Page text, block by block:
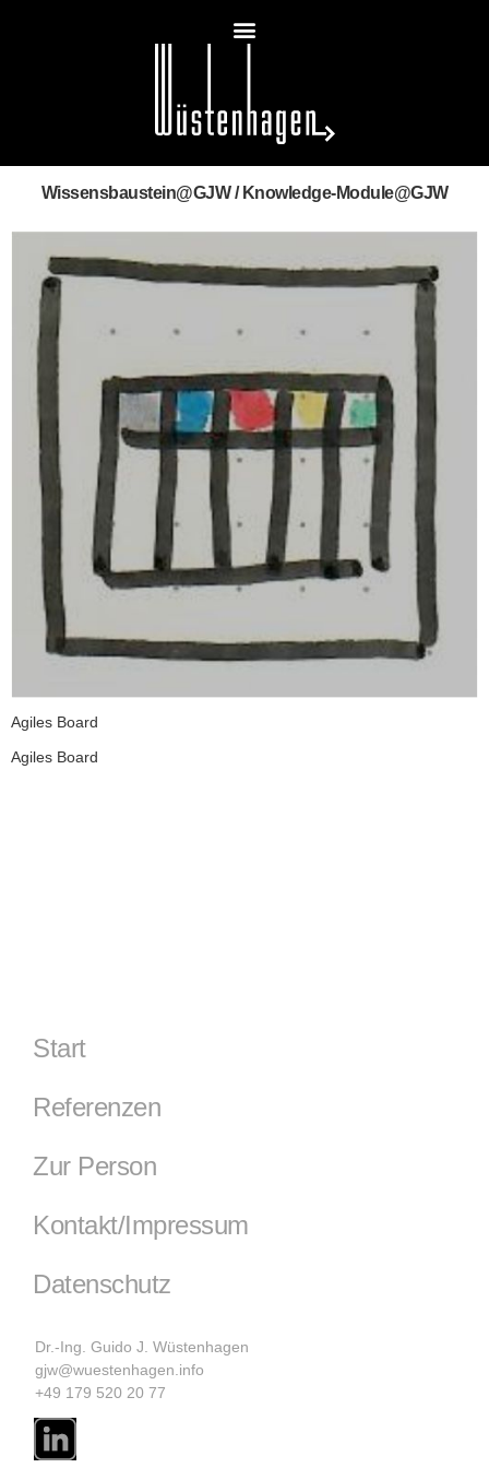
Wissensbaustein@GJW / Knowledge-Module@GJW
Agiles Board
Agiles Board
Start
Referenzen
Zur Person
Kontakt/Impressum
Datenschutz
Dr.-Ing. Guido J. Wüstenhagen
gjw@wuestenhagen.info
+49 179 520 20 77